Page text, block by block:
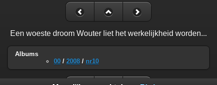
Een woeste droom Wouter liet het werkelijkheid worden...
Albums
00 / 2008 / nr10